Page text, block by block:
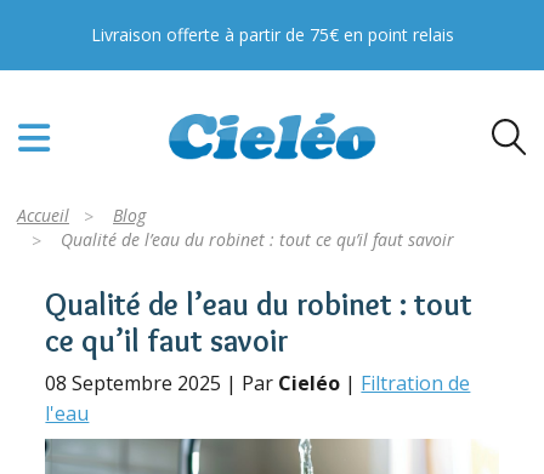
PFAS, TFA, Pesticides : toutes nos solutions
pour votre eau !
En savoir plus
Livraison offerte à partir de 75€ en point relais
Accueil
Blog
Qualité de l’eau du robinet : tout ce qu’il faut savoir
Qualité de l’eau du robinet : tout
ce qu’il faut savoir
08 Septembre 2025 | Par Cieléo | Filtration de
l'eau